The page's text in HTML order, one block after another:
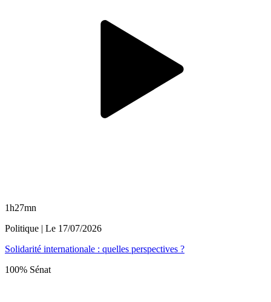
1h27mn
Politique | Le 17/07/2026
Solidarité internationale : quelles perspectives ?
100% Sénat